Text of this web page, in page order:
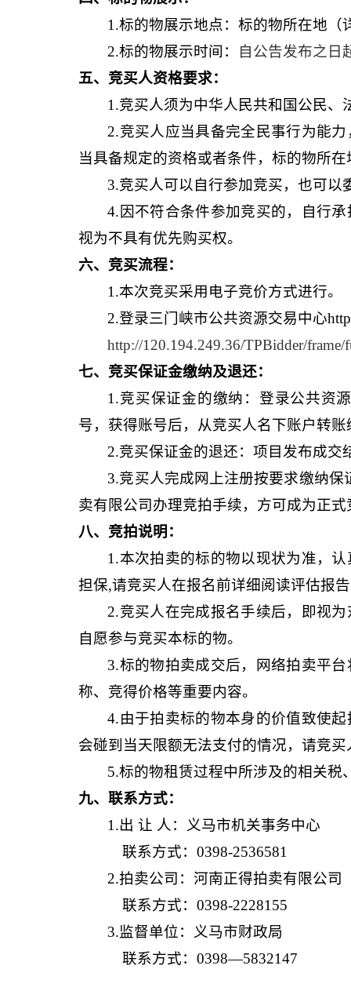
1 .标的物展示地点：标的物所在地（
2.标的物展示时间：
自公告发布之日
五、竞买人资格要求：
1.竞买人须为中华人民共和国公民、
2.竞买人应当具备完全民事行为能
当具备规定的资格或者条件，标的物所
3.竞买人可以自行参加竞买，也可以
4.因不符合条件参加竞买的，自行
视为不具有优先购买权。
六、竞买流程：
1.本次竞买采用电子竞价方式进行。
2.登录三门峡市公共资源交易中心
http://120.194.249.36/TPBidder/frame/
七、竞买保证金缴纳及退还：
1.竞买保证金的缴纳：登录公共资
号，获得账号后，从竞买人名下账户转
2.竞买保证金的退还：项目发布成交
3.竞买人完成网上注册按要求缴纳
卖有限公司办理竞拍手续，方可成为正
八、竞拍说明：
1.本次拍卖的标的物以现状为准，
担保,请竞买人在报名前详细阅读评估报
2.竞买人在完成报名手续后，即视
自愿参与竞买本标的物。
3.标的物拍卖成交后，网络拍卖平
称、竞得价格等重要内容。
4.由于拍卖标的物本身的价值致使
会碰到当天限额无法支付的情况，请竞
5.标的物租赁过程中所涉及的相关税
九、联系方式：
1.出 让 人：义马市机关事务中心
联系方式： 0398-2536581
2.拍卖公司：河南正得拍卖有限公
联系方式： 0398-2228155
3.监督单位：义马市财政局
联系方式： 0398—5832147